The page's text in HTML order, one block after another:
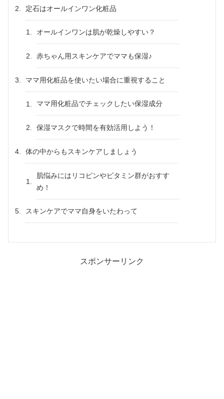
定石はオールインワン化粧品
オールインワンは肌が乾燥しやすい？
赤ちゃん用スキンケアでママも保湿♪
ママ用化粧品を使いたい場合に重視すること
ママ用化粧品でチェックしたい保湿成分
保湿マスクで時間を有効活用しよう！
体の中からもスキンケアしましょう
肌悩みにはリコピンやビタミン群がおすす
め！
スキンケアでママ自身をいたわって
スポンサーリンク